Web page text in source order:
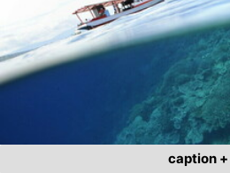
caption +